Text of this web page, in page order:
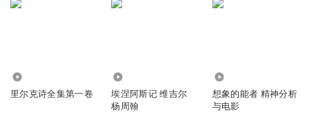
里尔克诗全集第一卷
埃涅阿斯记 维吉尔
杨周翰
想象的能者 精神分析
与电影